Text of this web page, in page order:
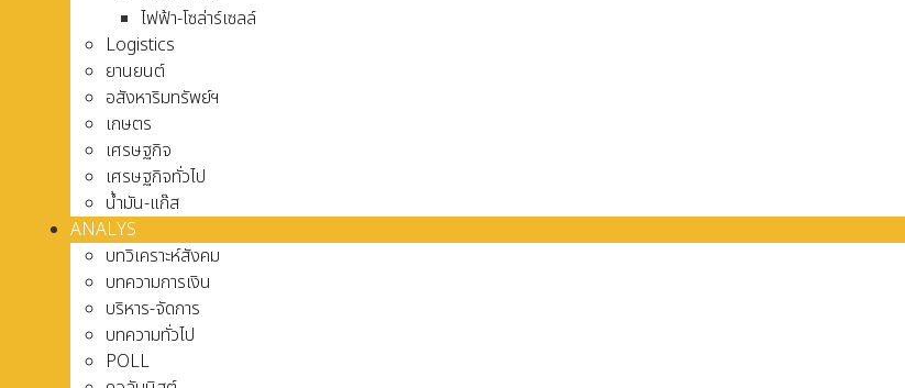
ไฟฟ้า-โซล่าร์เซลล์
Logistics
ยานยนต์
อสังหาริมทรัพย์ฯ
เกษตร
เศรษฐกิจ
เศรษฐกิจทั่วไป
น้ำมัน-แก๊ส
ANALYS
บทวิเคราะห์สังคม
บทความการเงิน
บริหาร-จัดการ
บทความทั่วไป
POLL